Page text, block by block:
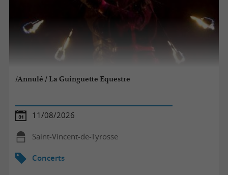
/Annulé / La Guinguette Equestre
11/08/2026
Saint-Vincent-de-Tyrosse
Concerts